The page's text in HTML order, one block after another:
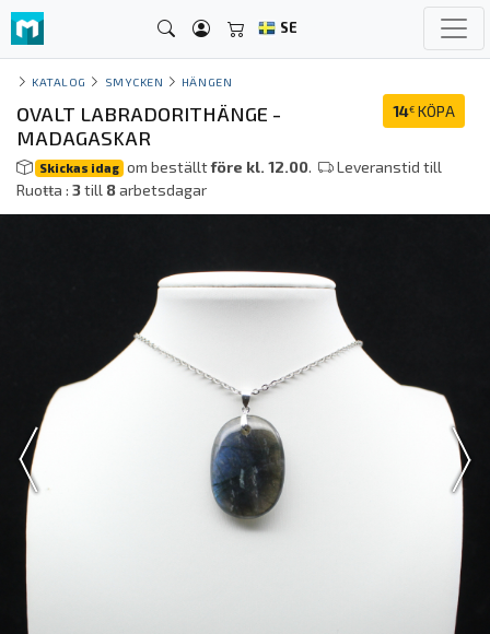
SE
KATALOG SMYCKEN HÄNGEN
14€ KÖPA
OVALT LABRADORITHÄNGE -
MADAGASKAR
Skickas idag om beställtföre kl. 12.00.
Leveranstid till
Ruoŧŧa : 3till 8arbetsdagar